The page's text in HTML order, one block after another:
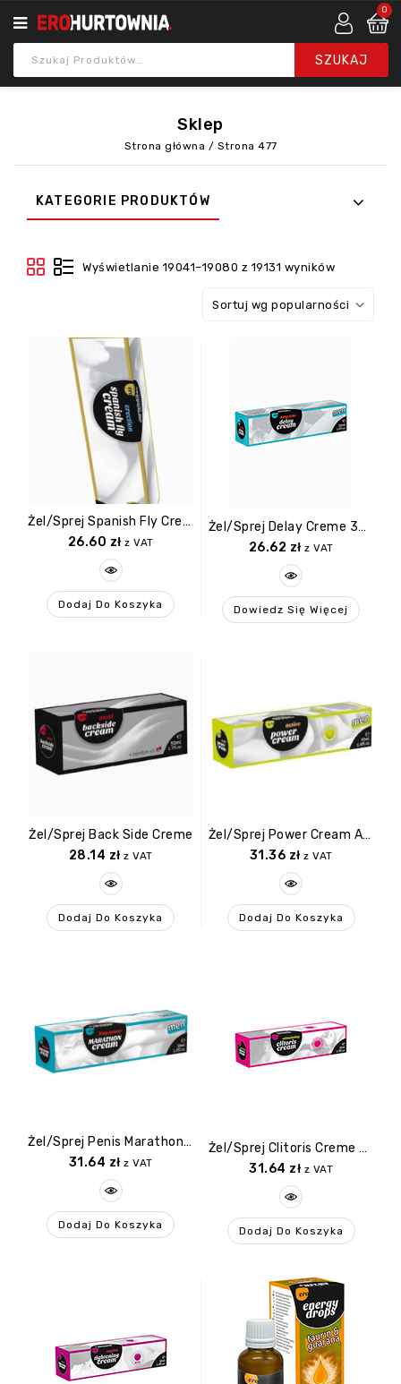
0
Sklep
Strona główna / Strona 477
KATEGORIE PRODUKTÓW
Wyświetlanie 19041–19080 z 19131 wyników
Sortuj wg popularności
Żel/sprej Spanish Fly Cream
26.60 zł z VAT
Dodaj Do Koszyka
Żel/sprej Delay Creme 30ml
26.62 zł z VAT
Dowiedz Się Więcej
Żel/sprej Back Side Creme
28.14 zł z VAT
Dodaj Do Koszyka
Żel/sprej Power Cream Active Men 50ml
31.36 zł z VAT
Dodaj Do Koszyka
Żel/sprej Penis Marathon Long Power Cream
31.64 zł z VAT
Dodaj Do Koszyka
Żel/sprej Clitoris Creme Stimulating 30ml
31.64 zł z VAT
Dodaj Do Koszyka